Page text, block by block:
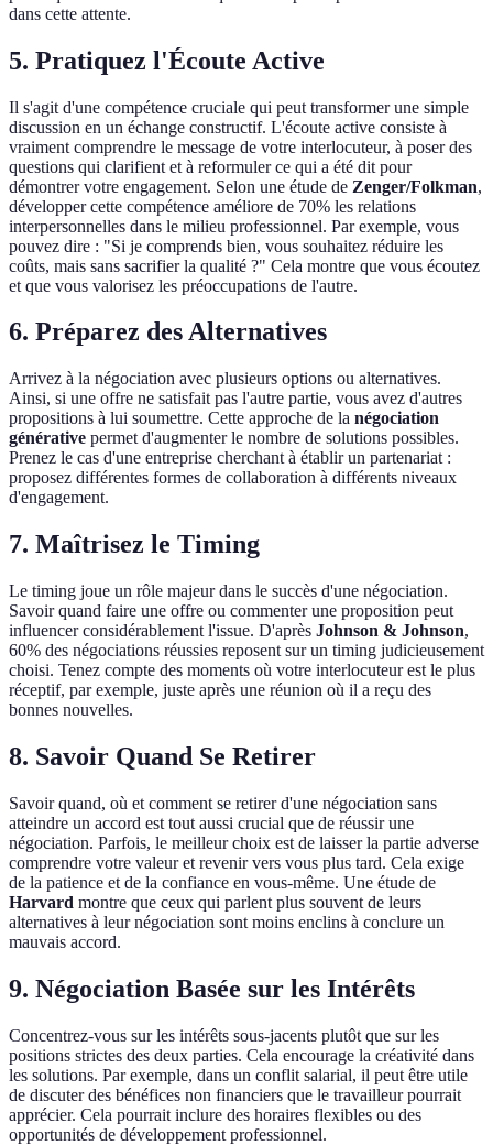
dans cette attente.
5. Pratiquez l'Écoute Active
Il s'agit d'une compétence cruciale qui peut transformer une simple
discussion en un échange constructif. L'écoute active consiste à
vraiment comprendre le message de votre interlocuteur, à poser des
questions qui clarifient et à reformuler ce qui a été dit pour
démontrer votre engagement. Selon une étude de Zenger/Folkman,
développer cette compétence améliore de 70% les relations
interpersonnelles dans le milieu professionnel. Par exemple, vous
pouvez dire : "Si je comprends bien, vous souhaitez réduire les
coûts, mais sans sacrifier la qualité ?" Cela montre que vous écoutez
et que vous valorisez les préoccupations de l'autre.
6. Préparez des Alternatives
Arrivez à la négociation avec plusieurs options ou alternatives.
Ainsi, si une offre ne satisfait pas l'autre partie, vous avez d'autres
propositions à lui soumettre. Cette approche de la négociation
générative permet d'augmenter le nombre de solutions possibles.
Prenez le cas d'une entreprise cherchant à établir un partenariat :
proposez différentes formes de collaboration à différents niveaux
d'engagement.
7. Maîtrisez le Timing
Le timing joue un rôle majeur dans le succès d'une négociation.
Savoir quand faire une offre ou commenter une proposition peut
influencer considérablement l'issue. D'après Johnson & Johnson,
60% des négociations réussies reposent sur un timing judicieusement
choisi. Tenez compte des moments où votre interlocuteur est le plus
réceptif, par exemple, juste après une réunion où il a reçu des
bonnes nouvelles.
8. Savoir Quand Se Retirer
Savoir quand, où et comment se retirer d'une négociation sans
atteindre un accord est tout aussi crucial que de réussir une
négociation. Parfois, le meilleur choix est de laisser la partie adverse
comprendre votre valeur et revenir vers vous plus tard. Cela exige
de la patience et de la confiance en vous-même. Une étude de
Harvard montre que ceux qui parlent plus souvent de leurs
alternatives à leur négociation sont moins enclins à conclure un
mauvais accord.
9. Négociation Basée sur les Intérêts
Concentrez-vous sur les intérêts sous-jacents plutôt que sur les
positions strictes des deux parties. Cela encourage la créativité dans
les solutions. Par exemple, dans un conflit salarial, il peut être utile
de discuter des bénéfices non financiers que le travailleur pourrait
apprécier. Cela pourrait inclure des horaires flexibles ou des
opportunités de développement professionnel.